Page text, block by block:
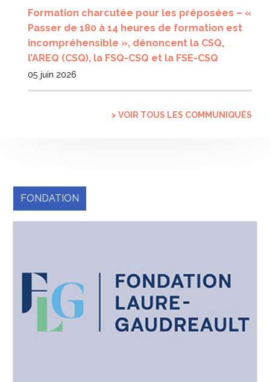
Formation charcutée pour les préposées – «
Passer de 180 à 14 heures de formation est
incompréhensible », dénoncent la CSQ,
l’AREQ (CSQ), la FSQ-CSQ et la FSE-CSQ
05 juin 2026
> VOIR TOUS LES COMMUNIQUÉS
FONDATION